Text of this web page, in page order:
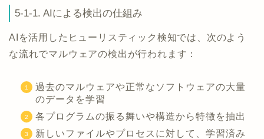
5-1-1. AIによる検出の仕組み
AIを活用したヒューリスティック検知では、次のよう
な流れでマルウェアの検出が行われます：
過去のマルウェアや正常なソフトウェアの大量
のデータを学習
各プログラムの振る舞いや構造から特徴を抽出
新しいファイルやプロセスに対して、学習済み